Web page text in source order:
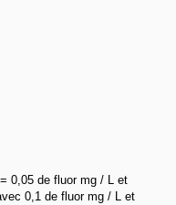
0,05 de fluor mg / L et
0,1 de fluor mg / L et